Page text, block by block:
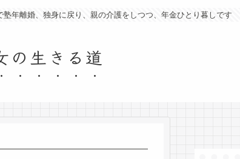
年離婚、独身に戻り、親の介護をしつつ、年金ひとり暮しです
の生きる道